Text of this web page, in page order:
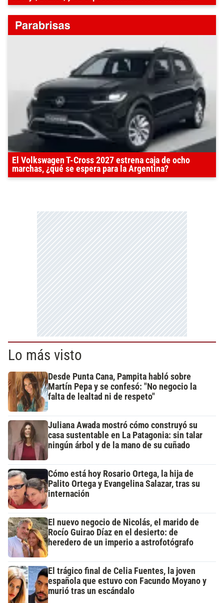
El Volkswagen T-Cross 2027 estrena caja de ocho
marchas, ¿qué se espera para la Argentina?
Lo más visto
Desde Punta Cana, Pampita habló sobre
Martín Pepa y se confesó: "No negocio la
falta de lealtad ni de respeto"
Juliana Awada mostró cómo construyó su
casa sustentable en La Patagonia: sin talar
ningún árbol y de la mano de su cuñado
Cómo está hoy Rosario Ortega, la hija de
Palito Ortega y Evangelina Salazar, tras su
internación
El nuevo negocio de Nicolás, el marido de
Rocío Guirao Díaz en el desierto: de
heredero de un imperio a astrofotógrafo
El trágico final de Celia Fuentes, la joven
española que estuvo con Facundo Moyano y
murió tras un escándalo